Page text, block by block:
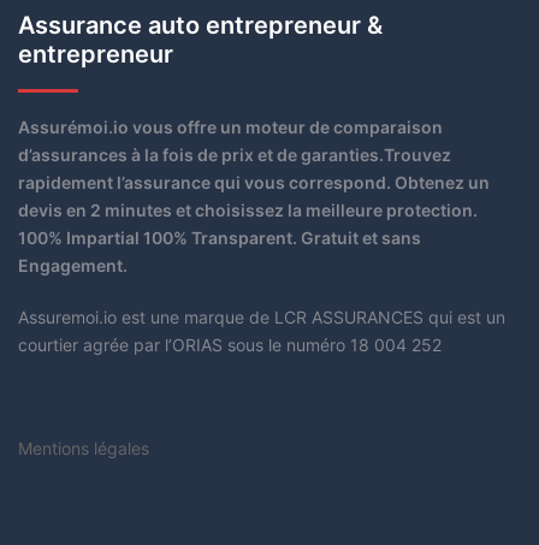
Assurance auto entrepreneur &
entrepreneur
Assurémoi.io vous offre un moteur de comparaison
d’assurances à la fois de prix et de garanties.Trouvez
rapidement l’assurance qui vous correspond. Obtenez un
devis en 2 minutes et choisissez la meilleure protection.
100% Impartial 100% Transparent. Gratuit et sans
Engagement.
Assuremoi.io est une marque de LCR ASSURANCES qui est un
courtier agrée par l’ORIAS sous le numéro 18 004 252
Mentions légales